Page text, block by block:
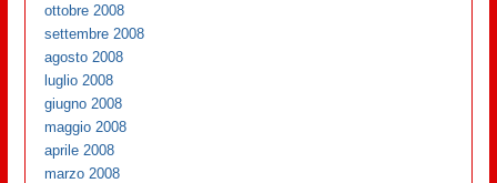
ottobre 2008
settembre 2008
agosto 2008
luglio 2008
giugno 2008
maggio 2008
aprile 2008
marzo 2008